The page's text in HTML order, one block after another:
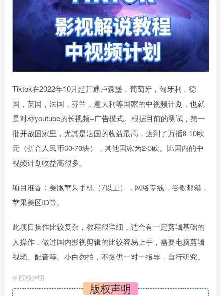
Tiktok在2022年10月起开通卢森堡，葡萄牙，匈牙利，德
国，英国，法国，芬兰，意大利等国家的中视频计划，也就
是对标youtube的长视频+广告模式。根据目前的测试，第一
批开放国家里，尤其是法国的收益最高，达到了万播8-10欧
元（折合人民币60-70块），其他国家为2-5欧。比国内的中
视频计划收益高很多。
项目准备：美版苹果手机（7以上），网络专线，谷歌邮箱，
苹果美区ID等。
此项目操作比较复杂，教程很详细，适合有一定剪辑基础的
人操作，做过国内影视剪辑的比较容易上手，需要电脑剪辑
视频、配音等。小白勿拍，不提供一对一指导，自行研究。
© 版权声明
版权声明